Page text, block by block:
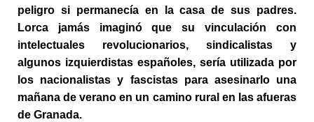
peligro si permanecía en la casa de sus padres.
Lorca jamás imaginó que su vinculación con
intelectuales revolucionarios, sindicalistas y
algunos izquierdistas españoles, sería utilizada por
los nacionalistas y fascistas para asesinarlo una
mañana de verano en un camino rural en las afueras
de Granada.